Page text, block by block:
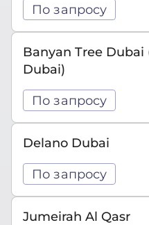
По запросу
Banyan Tree Dubai
Dubai)
По запросу
Delano Dubai
По запросу
Jumeirah Al Qasr